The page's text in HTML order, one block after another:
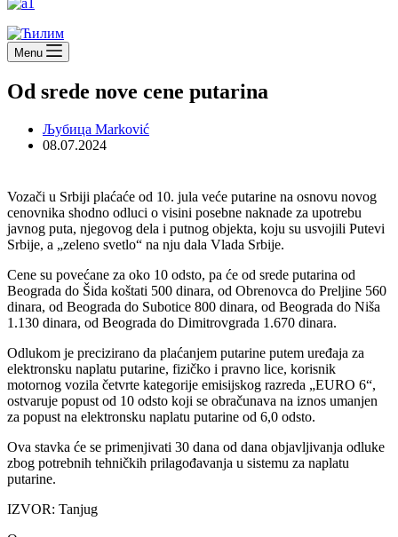
Menu
Od srede nove cene putarina
Љубица Marković
08.07.2024
Vozači u Srbiji plaćaće od 10. jula veće putarine na osnovu novog
cenovnika shodno odluci o visini posebne naknade za upotrebu
javnog puta, njegovog dela i putnog objekta, koju su usvojili Putevi
Srbije, a „zeleno svetlo“ na nju dala Vlada Srbije.
Cene su povećane za oko 10 odsto, pa će od srede putarina od
Beograda do Šida koštati 500 dinara, od Obrenovca do Preljine 560
dinara, od Beograda do Subotice 800 dinara, od Beograda do Niša
1.130 dinara, od Beograda do Dimitrovgrada 1.670 dinara.
Odlukom je precizirano da plaćanjem putarine putem uređaja za
elektronsku naplatu putarine, fizičko i pravno lice, korisnik
motornog vozila četvrte kategorije emisijskog razreda „EURO 6“,
ostvaruje popust od 10 odsto koji se obračunava na iznos umanjen
za popust na elektronsku naplatu putarine od 6,0 odsto.
Ova stavka će se primenjivati 30 dana od dana objavljivanja odluke
zbog potrebnih tehničkih prilagođavanja u sistemu za naplatu
putarine.
IZVOR: Tanjug